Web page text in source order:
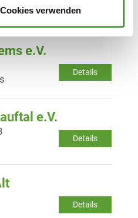
verwenden
e.V.
Details
e.V.
Details
Details